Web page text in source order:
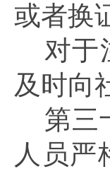
或者换
对于
及时向
第三
人员严